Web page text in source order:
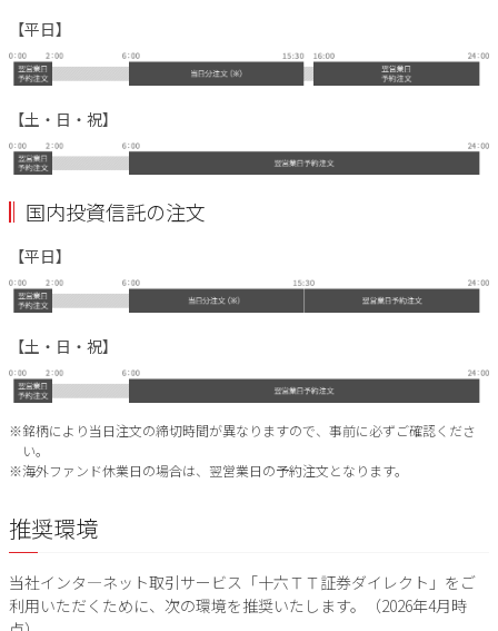
【平日】
【土・日・祝】
国内投資信託の注文
【平日】
【土・日・祝】
※銘柄により当日注文の締切時間が異なりますので、事前に必ずご確認くださ
い。
※海外ファンド休業日の場合は、翌営業日の予約注文となります。
推奨環境
当社インタ―ネット取引サービス「十六ＴＴ証券ダイレクト」をご
利用いただくために、次の環境を推奨いたします。（2026年4月時